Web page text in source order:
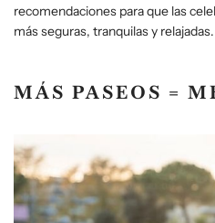
recomendaciones para que las
más seguras, tranquilas y relajadas.
MÁS PASEOS =